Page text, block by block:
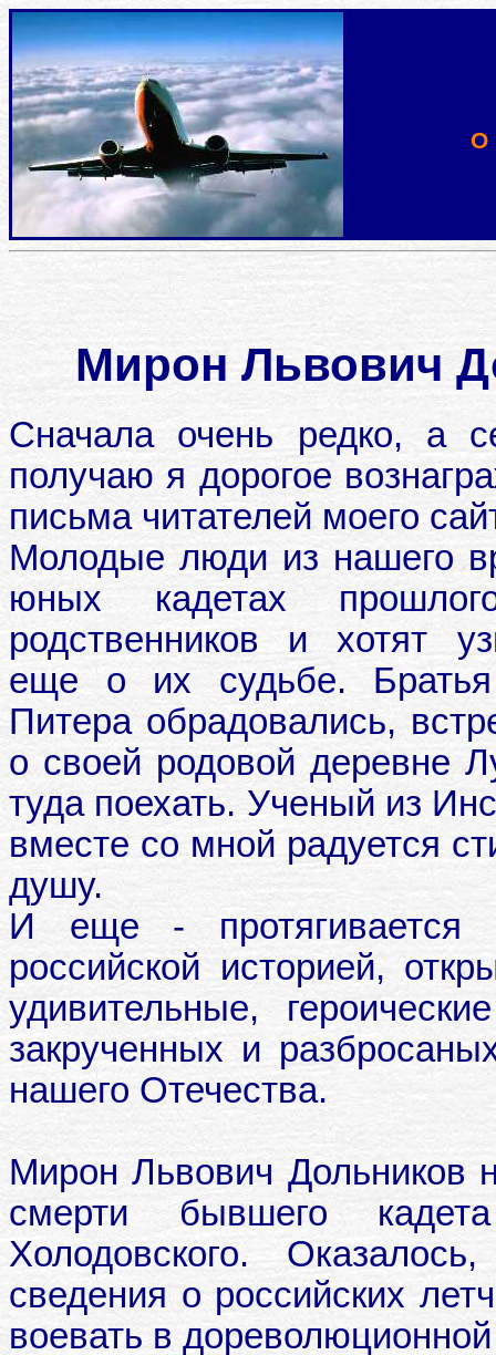
О
Мирон Львович
Сначала очень редко, а
получаю я дорогое
письма читателей моего
Молодые люди из нашего
юных кадетах
родственников и хотят
еще о их судьбе. Братья
Питера обрадовались,
о своей родовой деревне
туда поехать. Ученый из
вместе со мной радуется
душу.
И еще - протягивается
российской историей,
удивительные,
закрученных и
нашего Отечества.
Мирон Львович Дольников
смерти бывшего
Холодовского.
сведения о российских
воевать в